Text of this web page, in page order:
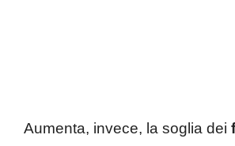
Aumenta, invece, la soglia dei